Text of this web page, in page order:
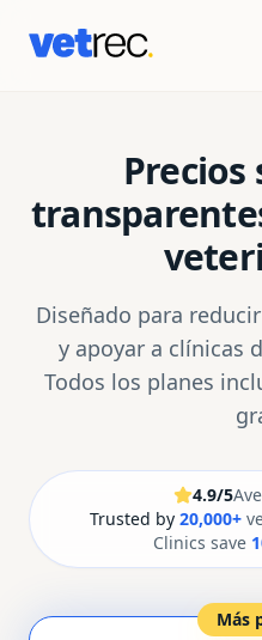
Precios
Diseñado para
y apoyar a clínicas
Todos los planes
4.9/5
Trusted by 20,000+
Clinics save
Más